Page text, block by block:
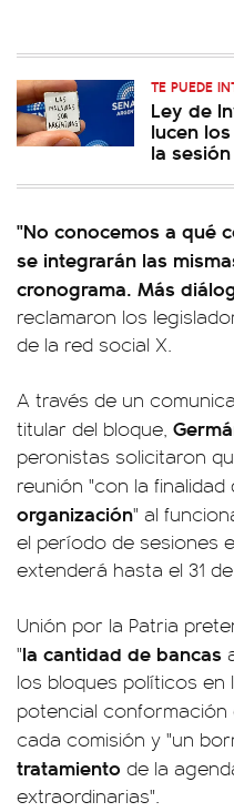
TE PUEDE
Ley de
lucen
la sesión
"No conocemos a qué
se integrarán las
cronograma. Más
reclamaron los
de la red social X.
A través de un
titular del bloque,
peronistas solicitaron
reunión "con la finalidad
organización" al
el período de sesiones
extenderá hasta el 31
Unión por la Patria
"la cantidad de bancas
los bloques políticos en
potencial conformación
cada comisión y "un
tratamiento de la
extraordinarias".